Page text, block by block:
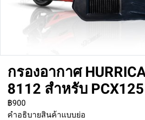
กรองอากาศ
8112 สำหรับ PCX125
฿900
คำอธิบายสินค้าแบบย่อ